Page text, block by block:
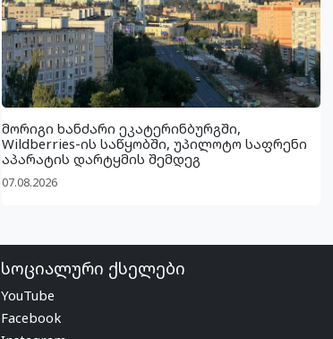
მორიგი ხანძარი ეკატერინბურგში,
Wildberries-ის საწყობში, უპილოტო საფრენი
აპარატის დარტყმის შემდეგ
07.08.2026
სოციალური ქსელები
YouTube
Facebook